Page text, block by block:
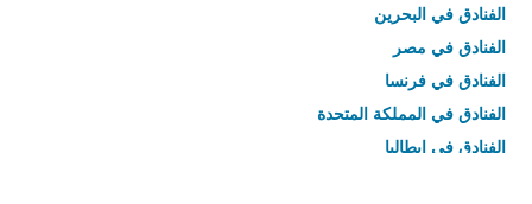
الفنادق في البحرين
الفنادق في مصر
الفنادق في فرنسا
الفنادق في المملكة المتحدة
الفنادق في إيطاليا